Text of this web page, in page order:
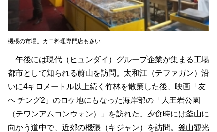
機張の市場。カニ料理専門店も多い
午後には現代（ヒュンダイ）グループ企業が集まる工場
都市として知られる蔚山を訪問。太和江（テファガン）沿
いに4キロメートル以上続く竹林を散策した後、映画「友
へ チング2」のロケ地にもなった海岸部の「大王岩公園
（テワンアムコンウォン）」を訪れた。夕食時には釜山に
向かう道中で、近郊の機張（キジャン）を訪問。釜山観光